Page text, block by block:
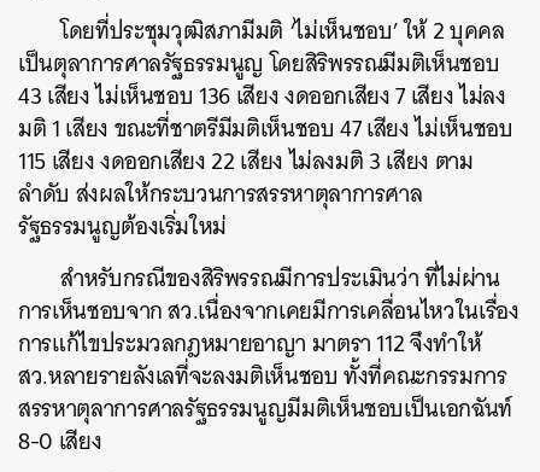
โดยที่ประชุมวุฒิสภามีมติ ‘ไม่เห็นชอบ’ ให้ 2 บุคคล
เป็นตุลาการศาลรัฐธรรมนูญ โดยสิริพรรณมีมติเห็นชอบ
43 เสียง ไม่เห็นชอบ 136 เสียง งดออกเสียง 7 เสียง ไม่ลง
มติ 1 เสียง ขณะที่ชาตรีมีมติเห็นชอบ 47 เสียง ไม่เห็นชอบ
115 เสียง งดออกเสียง 22 เสียง ไม่ลงมติ 3 เสียง ตาม
ลำดับ ส่งผลให้กระบวนการสรรหาตุลาการศาล
รัฐธรรมนูญต้องเริ่มใหม่
สำหรับกรณีของสิริพรรณมีการประเมินว่า ที่ไม่ผ่าน
การเห็นชอบจาก สว.เนื่องจากเคยมีการเคลื่อนไหวในเรื่อง
การแก้ไขประมวลกฎหมายอาญา มาตรา 112 จึงทำให้
สว.หลายรายลังเลที่จะลงมติเห็นชอบ ทั้งที่คณะกรรมการ
สรรหาตุลาการศาลรัฐธรรมนูญมีมติเห็นชอบเป็นเอกฉันท์
8-0 เสียง